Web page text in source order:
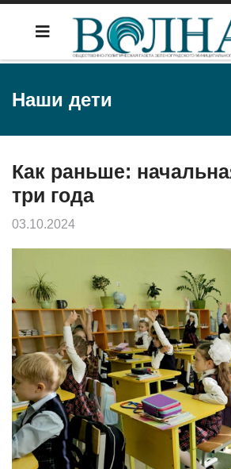
Наши дети
Как раньше:
три года
03.10.2024